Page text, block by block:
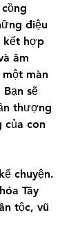
điệu
kết hợp
âm
màn
sẽ
thượng
của con
chuyện.
Tây
tộc, vũ